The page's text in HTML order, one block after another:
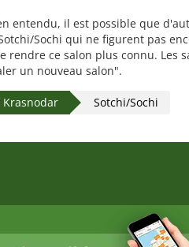
entendu, il est possible que
Sochi qui ne figurent pas
ce salon plus connu. Les
un nouveau salon".
Sotchi/Sochi